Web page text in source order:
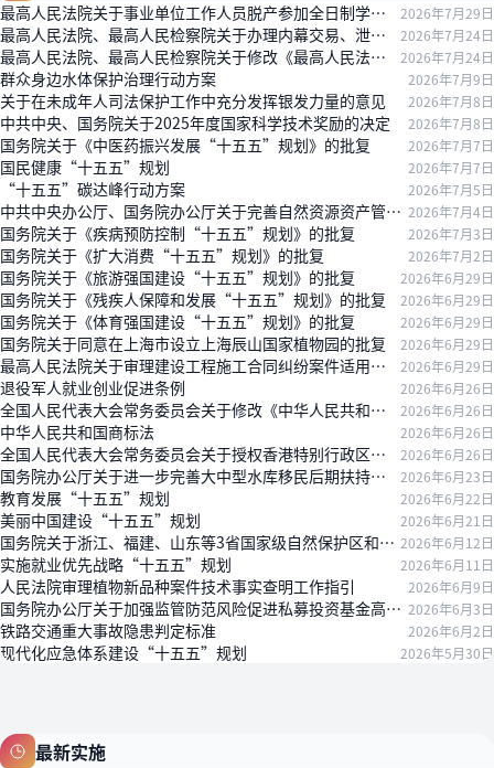
最高人民法院关于事业单位工作人员脱产参加全日制学历教育后违反服务期约定有关问题的批复 2026年7月29日
最高人民法院、最高人民检察院关于办理内幕交易、泄露内幕信息刑事案件具体应用法律若干问题的解释 2026年7月24日
最高人民法院、最高人民检察院关于修改《最高人民法院、最高人民检察院关于办理内幕交易、泄露内幕信息刑事案件具体应用法律若干问题的解释》的决定 2026年7月24日
群众身边水体保护治理行动方案 2026年7月9日
关于在未成年人司法保护工作中充分发挥银发力量的意见 2026年7月8日
中共中央、国务院关于2025年度国家科学技术奖励的决定 2026年7月8日
国务院关于《中医药振兴发展“十五五”规划》的批复 2026年7月7日
国民健康“十五五”规划 2026年7月7日
“十五五”碳达峰行动方案 2026年7月5日
中共中央办公厅、国务院办公厅关于完善自然资源资产管理制度体系的意见 2026年7月4日
国务院关于《疾病预防控制“十五五”规划》的批复 2026年7月3日
国务院关于《扩大消费“十五五”规划》的批复 2026年7月2日
国务院关于《旅游强国建设“十五五”规划》的批复 2026年6月29日
国务院关于《残疾人保障和发展“十五五”规划》的批复 2026年6月29日
国务院关于《体育强国建设“十五五”规划》的批复 2026年6月29日
国务院关于同意在上海市设立上海辰山国家植物园的批复 2026年6月29日
最高人民法院关于审理建设工程施工合同纠纷案件适用法律问题的解释（二） 2026年6月29日
退役军人就业创业促进条例 2026年6月26日
全国人民代表大会常务委员会关于修改《中华人民共和国注册会计师法》的决定 2026年6月26日
中华人民共和国商标法 2026年6月26日
全国人民代表大会常务委员会关于授权香港特别行政区对皇岗口岸港方口岸区及相关延伸区实施管辖的决定 2026年6月26日
国务院办公厅关于进一步完善大中型水库移民后期扶持政策的通知 2026年6月23日
教育发展“十五五”规划 2026年6月22日
美丽中国建设“十五五”规划 2026年6月21日
国务院关于浙江、福建、山东等3省国家级自然保护区和国家级风景名胜区整合优化方案的批复 2026年6月12日
实施就业优先战略“十五五”规划 2026年6月11日
人民法院审理植物新品种案件技术事实查明工作指引 2026年6月9日
国务院办公厅关于加强监管防范风险促进私募投资基金高质量发展的指导意见 2026年6月3日
铁路交通重大事故隐患判定标准 2026年6月2日
现代化应急体系建设“十五五”规划 2026年5月30日
最新实施